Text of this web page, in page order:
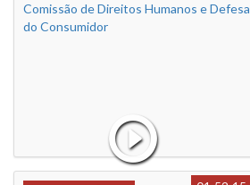
Comissão de Direitos Humanos e Defesa
do Consumidor